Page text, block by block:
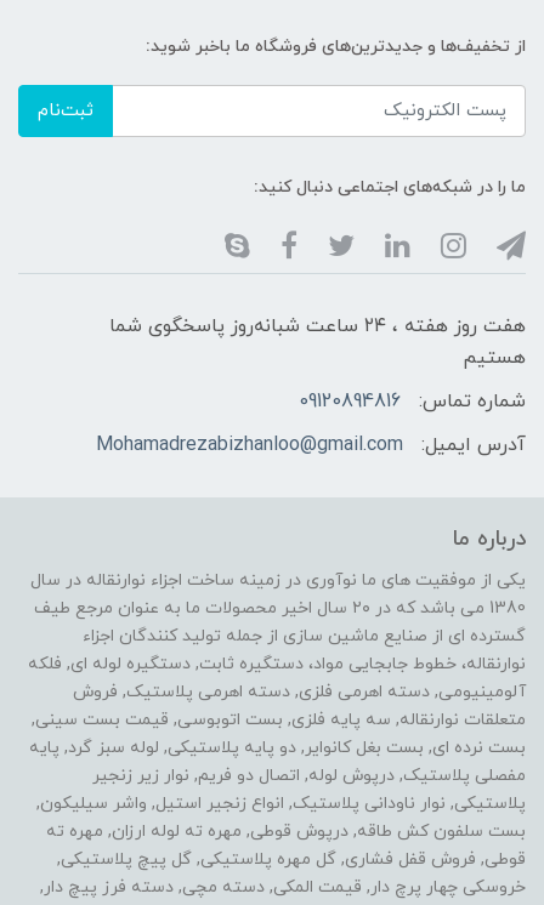
از تخفیف‌ها و جدیدترین‌های فروشگاه ما باخبر شوید:
ثبت‌نام
ما را در شبکه‌های اجتماعی دنبال کنید:
هفت روز هفته ، ۲۴ ساعت شبانه‌روز پاسخگوی شما
هستیم
شماره تماس:
09120894816
آدرس ایمیل:
Mohamadrezabizhanloo@gmail.com
درباره ما
یکی از موفقیت های ما نوآوری در زمینه ساخت اجزاء نوارنقاله در سال
1380 می باشد که در ۲۰ سال اخیر محصولات ما به عنوان مرجع طیف
گسترده ای از صنایع ماشین سازی از جمله تولید کنندگان اجزاء
نوارنقاله، خطوط جابجایی مواد، دستگیره ثابت, دستگیره لوله ای, فلکه
آلومینیومی, دسته اهرمی فلزی, دسته اهرمی پلاستیک, فروش
متعلقات نوارنقاله, سه پایه فلزی, بست اتوبوسی, قیمت بست سینی,
بست نرده ای, بست بغل کانوایر, دو پایه پلاستیکی, لوله سبز گرد, پایه
مفصلی پلاستیک, درپوش لوله, اتصال دو فریم, نوار زیر زنجیر
پلاستیکی, نوار ناودانی پلاستیک, انواع زنجیر استیل, واشر سیلیکون,
بست سلفون کش طاقه, درپوش قوطی, مهره ته لوله ارزان, مهره ته
قوطی, فروش قفل فشاری, گل مهره پلاستیکی, گل پیچ پلاستیکی,
خروسکی چهار پرچ دار, قیمت المکی, دسته مچی, دسته فرز پیچ دار,